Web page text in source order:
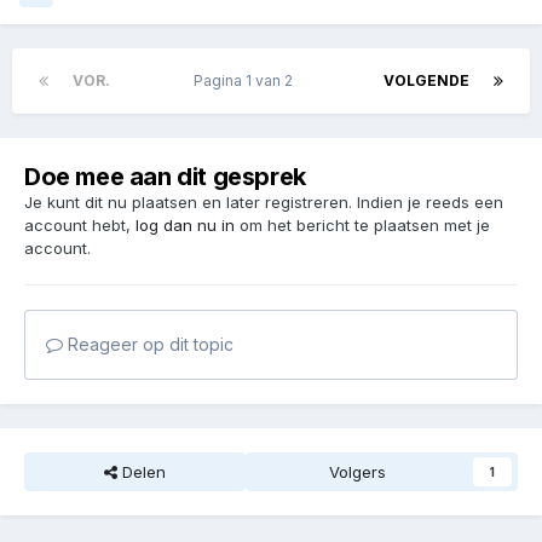
VOR. VOLGENDE
Pagina 1 van 2
Doe mee aan dit gesprek
Je kunt dit nu plaatsen en later registreren. Indien je reeds een
account hebt, log dan nu in om het bericht te plaatsen met je
account.
Reageer op dit topic
Delen Volgers 1